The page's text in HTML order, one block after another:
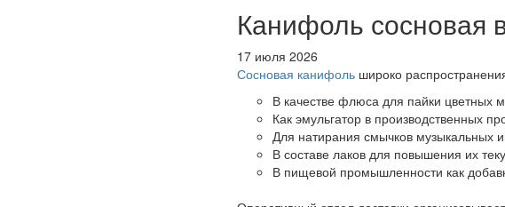
Канифоль сосновая
17 июля 2026
Сосновая канифоль широко
В качестве флюса для пайки цветных
Как эмульгатор в производственных
Для натирания смычков музыкальных
В составе лаков для повышения их
В пищевой промышленности как